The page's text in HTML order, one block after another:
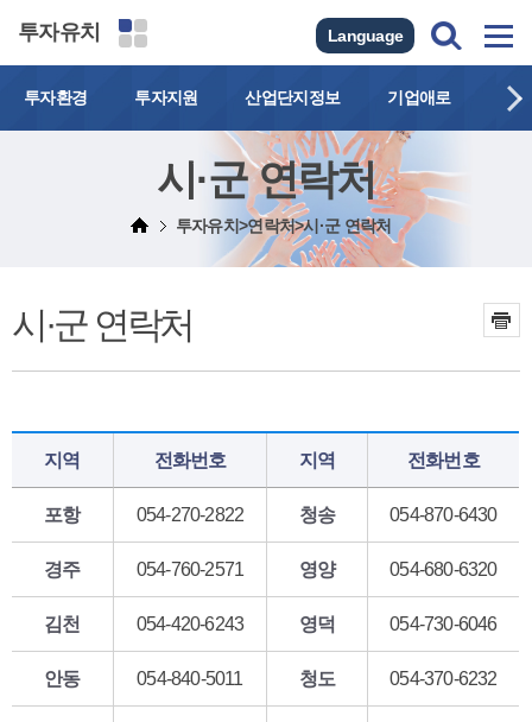
투자유치 Language
투자환경 투자지원 산업단지정보 기업애로 연
시·군 연락처
투자유치>연락처>시·군 연락처
시·군 연락처
지역 전화번호 지역 전화번호
포항 054-270-2822 청송 054-870-6430
경주 054-760-2571 영양 054-680-6320
김천 054-420-6243 영덕 054-730-6046
안동 054-840-5011 청도 054-370-6232